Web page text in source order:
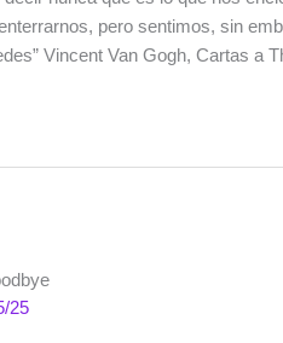
pero sentimos, sin
Vincent Van Gogh, Cartas a
25